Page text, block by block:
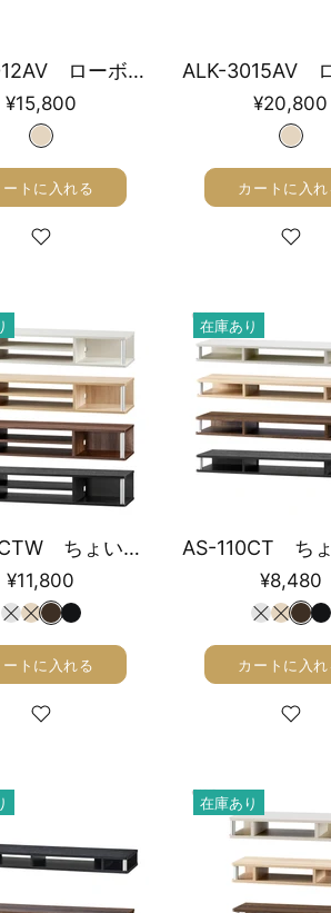
ALK-3012AV ローボード 幅115cm
¥15,800
ートに入れる
¥20,800
カートに入れ
AS-110CTW ちょい足しラックダブル 幅110cm
¥11,800
ートに入れる
在庫あり
¥8,480
カートに入れ
在庫あり